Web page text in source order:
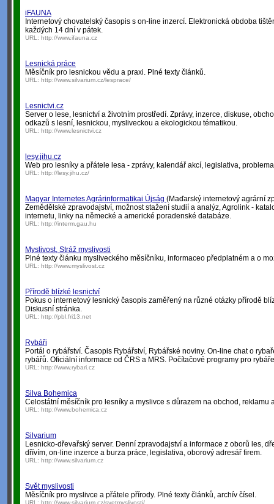
iFAUNA
Internetový chovatelský časopis s on-line inzercí. Elektronická obdoba
každých 14 dní v pátek.
URL: http://www.ifauna.cz
Lesnická práce
Měsíčník pro lesnickou vědu a praxi. Plné texty článků.
URL: http://www.silvarium.cz/lesprace/
Lesnictvi.cz
Server o lese, lesnictví a životním prostředí. Zprávy, inzerce, diskuse,
odkazů s lesní, lesnickou, mysliveckou a ekologickou tématikou.
URL: http://www.lesnictvi.cz
lesy.jihu.cz
Web pro lesníky a přátele lesa - zprávy, kalendář akcí, legislativa,
URL: http://lesy.jihu.cz/
Magyar Internetes Agrárinformatikai Újság (Maďarský internetový agrární
Zemědělské zpravodajství, možnost stažení studií a analýz, Agrolink -
internetu, linky na německé a americké poradenské databáze.
URL: http://interm.gau.hu
Myslivost, Stráž myslivosti
Plné texty článku mysliveckého měsíčníku, informaceo předplatném a o
URL: http://www.myslivost.cz
Přírodě blízké lesnictví
Pokus o internetový lesnický časopis zaměřený na různé otázky přírodě
Diskusní stránka.
URL: http://pbl.fri13.net
Rybáři
Portál o rybářství. Časopis Rybářství, Rybářské noviny. On-line chat o
rybářů. Oficiální informace od ČRS a MRS. Počítačové programy pro
URL: http://www.rybari.cz
Silva Bohemica
Celostátní měsíčník pro lesníky a myslivce s důrazem na obchod, reklamu
URL: http://www.bohemica.cz
Silvarium
Lesnicko-dřevařský server. Denní zpravodajství a informace z oborů les,
dřívím, on-line inzerce a burza práce, legislativa, oborový adresář firem.
URL: http://www.silvarium.cz
Svět myslivosti
Měsíčník pro myslivce a přátele přírody. Plné texty článků, archív čísel.
URL: http://www.silvarium.cz/svetmyslivosti/